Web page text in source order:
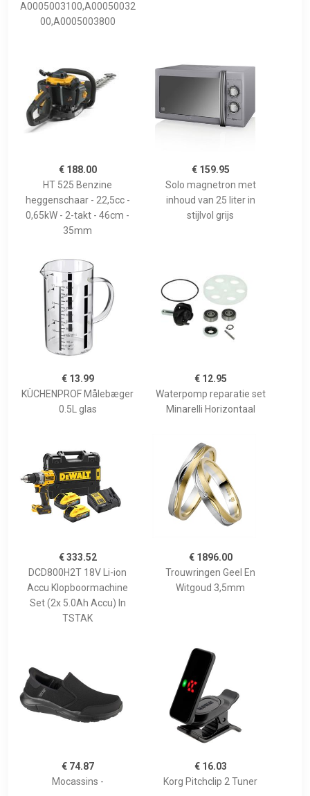
A0005003100,A00050032
00,A0005003800
€ 188.00
HT 525 Benzine
heggenschaar - 22,5cc -
0,65kW - 2-takt - 46cm -
35mm
€ 159.95
Solo magnetron met
inhoud van 25 liter in
stijlvol grijs
€ 13.99
KÜCHENPROF Målebæger
0.5L glas
€ 12.95
Waterpomp reparatie set
Minarelli Horizontaal
€ 333.52
DCD800H2T 18V Li-ion
Accu Klopboormachine
Set (2x 5.0Ah Accu) In
TSTAK
€ 1896.00
Trouwringen Geel En
Witgoud 3,5mm
€ 74.87
Mocassins -
€ 16.03
Korg Pitchclip 2 Tuner